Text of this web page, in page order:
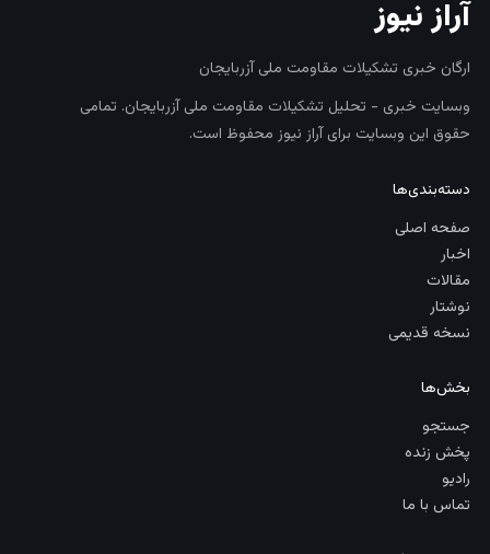
آراز نیوز
ارگان خبری تشکیلات مقاومت ملی آزربایجان
وبسایت خبری - تحلیل تشکیلات مقاومت ملی آزربایجان. تمامی
حقوق این وبسایت برای آراز نیوز محفوظ است.
دسته‌بندی‌ها
صفحه اصلی
اخبار
مقالات
نوشتار
نسخه قدیمی
بخش‌ها
جستجو
پخش زنده
رادیو
تماس با ما